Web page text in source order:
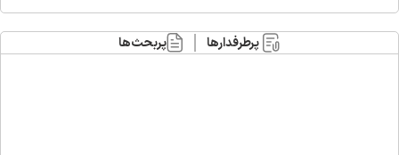
پرطرفدارها پربحث‌ها